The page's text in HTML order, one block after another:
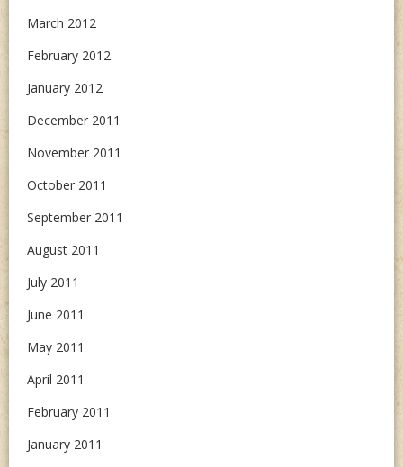
March 2012
February 2012
January 2012
December 2011
November 2011
October 2011
September 2011
August 2011
July 2011
June 2011
May 2011
April 2011
February 2011
January 2011